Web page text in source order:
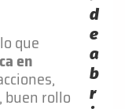
que
en
rollo
d
e
a
b
r